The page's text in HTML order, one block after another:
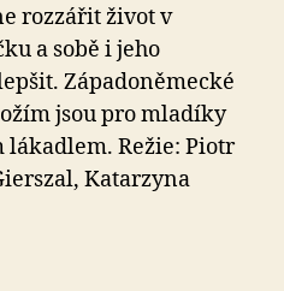
rozzářit život v
a sobě i jeho
Západoněmecké
jsou pro mladíky
Režie: Piotr
Katarzyna